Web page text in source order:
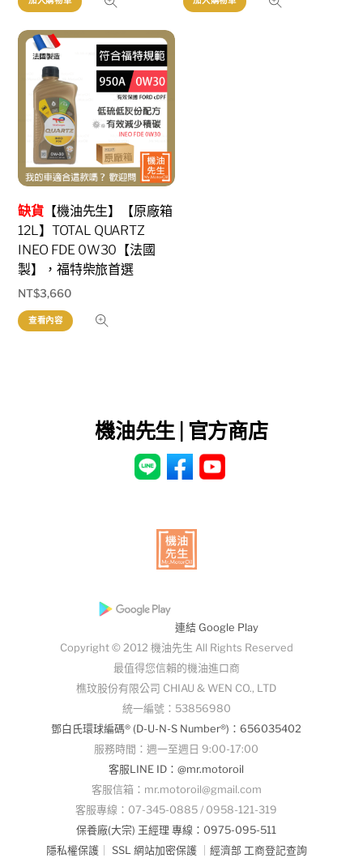
缺貨 【機油先生】【原廠箱
12L】TOTAL QUARTZ
INEO FDE 0W30【法國
製】，福特柴旅首選
NT$3,660
查看內容
機油先生 | 官方商店
連結 Google Play
Copyright © 2012 機油先生 All Rights Reserved
最值得您信賴的機油進口商
樵玟股份有限公司 CHIAU & WEN CO., LTD
統一編號：53856980
鄧白氏環球編碼® (D-U-N-S Number®)：656035402
服務時間：週一至週日 9:00-17:00
客服LINE ID：@mr.motoroil
客服信箱：mr.motoroil@gmail.com
客服專線：07-345-0885 / 0958-121-319
保養廠(大宗) 王經理 專線：0975-095-511
隱私權保護｜ SSL 網站加密保護 經濟部 工商登記查詢